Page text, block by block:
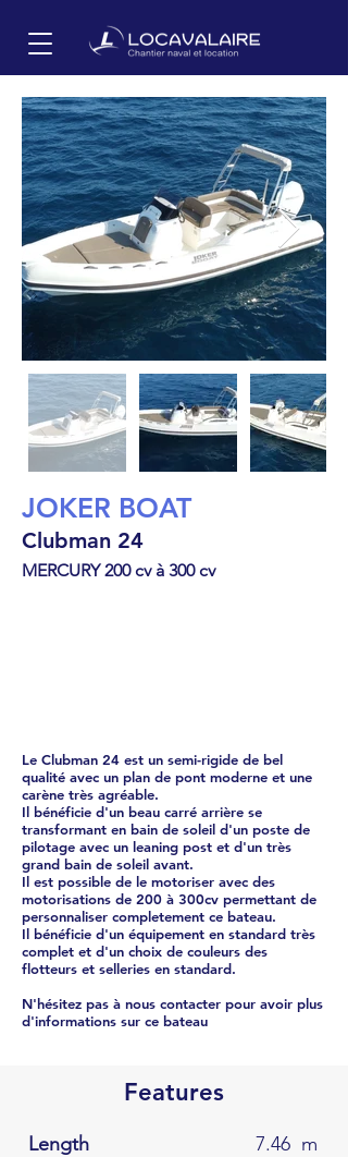
JOKER BOAT
Clubman 24
MERCURY 200 cv à 300 cv
Le Clubman 24 est un semi-rigide de bel
qualité avec un plan de pont moderne et une
carène très agréable.
Il bénéficie d'un beau carré arrière se
transformant en bain de soleil d'un poste de
pilotage avec un leaning post et d'un très
grand bain de soleil avant.
Il est possible de le motoriser avec des
motorisations de 200 à 300cv permettant de
personnaliser completement ce bateau.
Il bénéficie d'un équipement en standard très
complet et d'un choix de couleurs des
flotteurs et selleries en standard.
N'hésitez pas à nous contacter pour avoir plus
d'informations sur ce bateau
Features
Length 7.46 m